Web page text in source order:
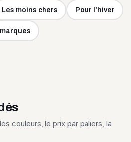
Les moins chers Pour l'hiver
couleurs, le prix par paliers, la